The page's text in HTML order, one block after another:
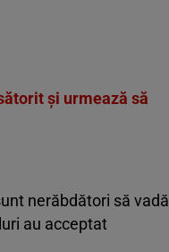
și urmează să
nerăbdători să vadă
au acceptat